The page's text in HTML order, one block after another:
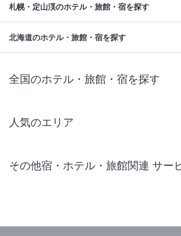
札幌・定山渓のホテル・旅館・宿を探す
北海道のホテル・旅館・宿を探す
全国のホテル・旅館・宿を探す
人気のエリア
仙台 ホテル
その他宿・ホテル・旅館関連 サー